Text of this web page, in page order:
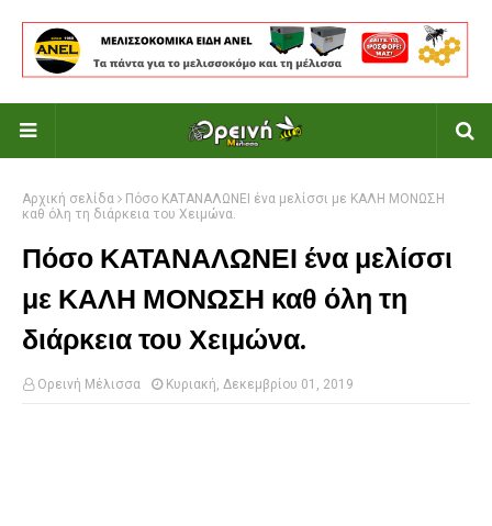
Αρχική σελίδα
Πόσο ΚΑΤΑΝΑΛΩΝΕΙ ένα μελίσσι με ΚΑΛΗ ΜΟΝΩΣΗ
καθ όλη τη διάρκεια του Χειμώνα.
Πόσο ΚΑΤΑΝΑΛΩΝΕΙ ένα μελίσσι
με ΚΑΛΗ ΜΟΝΩΣΗ καθ όλη τη
διάρκεια του Χειμώνα.
Ορεινή Μέλισσα Κυριακή, Δεκεμβρίου 01, 2019